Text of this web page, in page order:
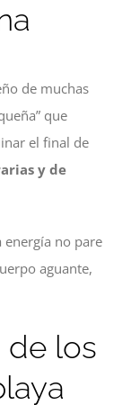
de muchas
que
el final de
y de
energía no pare
aguante,
de los